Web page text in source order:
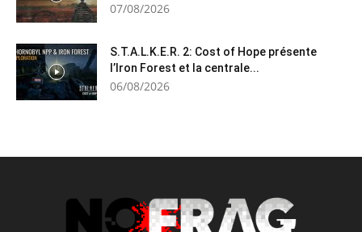
07/08/2026
S.T.A.L.K.E.R. 2: Cost of Hope présente
l’Iron Forest et la centrale...
06/08/2026